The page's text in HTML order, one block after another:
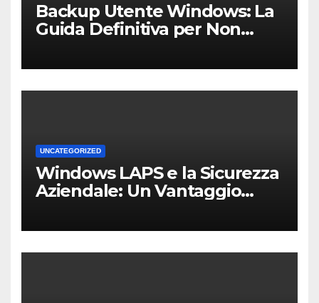
Backup Utente Windows: La
Guida Definitiva per Non
Casa o dell’Ufficio
UNCATEGORIZED
Windows LAPS e la Sicurezza
Aziendale: Un Vantaggio